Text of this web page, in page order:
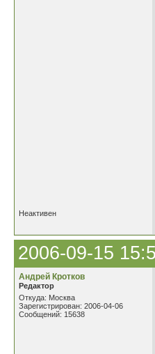
Неактивен
2006-09-15
Андрей Кротков
Редактор
Откуда: Москва
Зарегистрирован: 2006-04-06
Сообщений: 15638